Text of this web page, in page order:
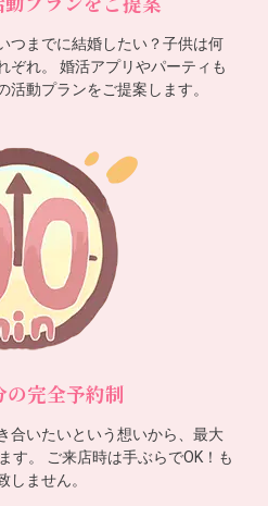
つまでに結婚したい？子供は何
ぞれ。 婚活アプリやパーティも
動プランをご提案します。
の完全予約制
合いたいという想いから、最大
す。 ご来店時は手ぶらでOK！も
しません。